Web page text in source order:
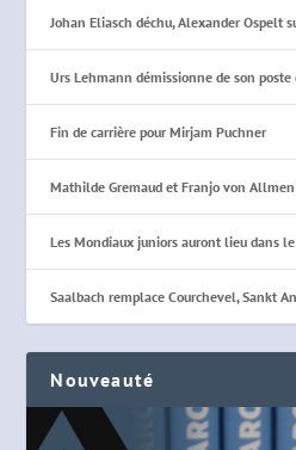
Johan Eliasch déchu, Alexander Ospelt
Urs Lehmann démissionne de son poste
Fin de carrière pour Mirjam Puchner
Mathilde Gremaud et Franjo von
Les Mondiaux juniors auront lieu dans
Saalbach remplace Courchevel, Sankt
Nouveauté